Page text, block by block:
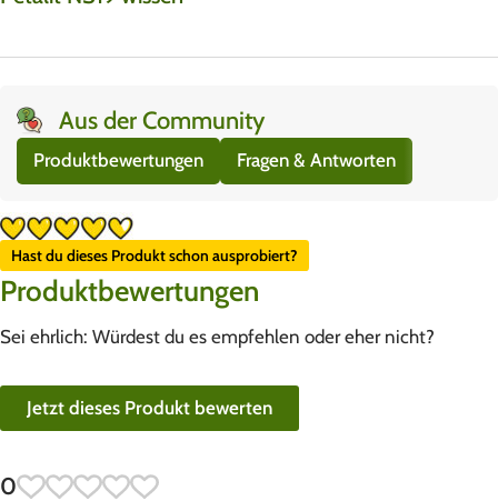
Aus der Community
Produktbewertungen Fragen & Antworten
Hast du dieses Produkt schon ausprobiert?
Produktbewertungen
Sei ehrlich: Würdest du es empfehlen oder eher nicht?
Jetzt dieses Produkt bewerten
0